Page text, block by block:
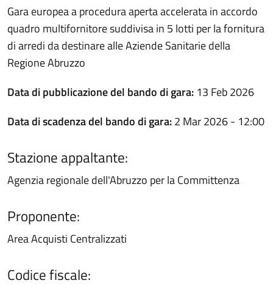
Gara europea a procedura aperta accelerata in accordo
quadro multifornitore suddivisa in 5 lotti per la fornitura
di arredi da destinare alle Aziende Sanitarie della
Regione Abruzzo
Data di pubblicazione del bando di gara: 13 Feb 2026
Data di scadenza del bando di gara:2 Mar 2026 - 12:00
Stazione appaltante:
Agenzia regionale dell'Abruzzo per la Committenza
Proponente:
Area Acquisti Centralizzati
Codice fiscale: